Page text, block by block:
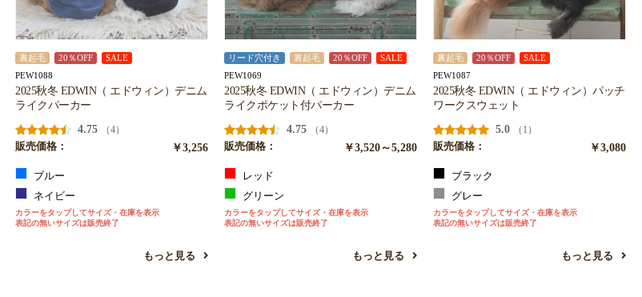
裏起毛 20％OFF SALE
PEW1088
2025秋冬 EDWIN（ エドウィン）デニム
ライクパーカー
4.75
（4）
販売価格：
￥3,256
ブルー
ネイビー
カラーをタップしてサイズ・在庫を表示
表記の無いサイズは販売終了
もっと見る
リード穴付き 裏起毛 20％OFF SALE
PEW1069
2025秋冬 EDWIN（ エドウィン）デニム
ライクポケット付パーカー
4.75
（4）
販売価格：
￥3,520～5,280
レッド
グリーン
カラーをタップしてサイズ・在庫を表示
表記の無いサイズは販売終了
もっと見る
裏起毛 20％OFF SALE
PEW1087
2025秋冬 EDWIN（ エドウィン）パッチ
ワークスウェット
5.0
（1）
販売価格：
￥3,080
ブラック
グレー
カラーをタップしてサイズ・在庫を表示
表記の無いサイズは販売終了
もっと見る